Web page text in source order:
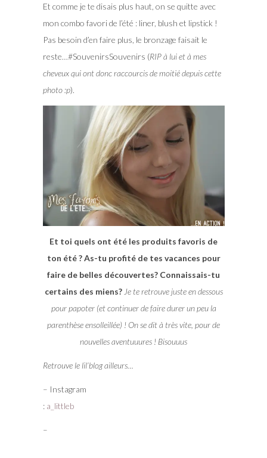
Et comme je te disais plus haut, on se quitte avec
mon combo favori de l’été : liner, blush et lipstick !
Pas besoin d’en faire plus, le bronzage faisait le
reste…#SouvenirsSouvenirs (RIP à lui et à mes
cheveux qui ont donc raccourcis de moitié depuis cette
photo :p).
Et toi quels ont été les produits favoris de
ton été ? As-tu profité de tes vacances pour
faire de belles découvertes? Connaissais-tu
certains des miens? Je te retrouve juste en dessous
pour papoter (et continuer de faire durer un peu la
parenthèse ensolleillée) ! On se dit à très vite, pour de
nouvelles aventuuures ! Bisouuus
Retrouve le lil’blog ailleurs…
– Instagram
: a_littleb
–